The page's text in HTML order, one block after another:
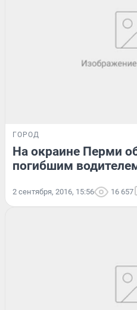
ГОРОД
На окраине Перми
погибшим
2 сентября, 2016, 15:56 16 657